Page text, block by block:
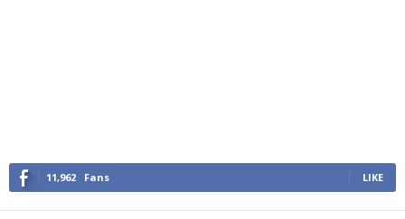
11,962 Fans LIKE